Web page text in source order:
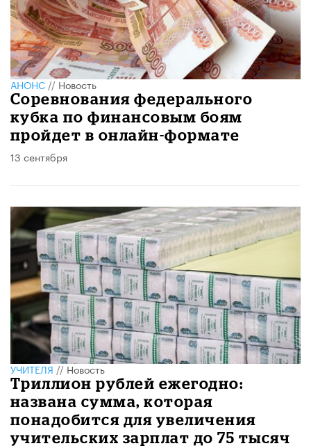
АНОНС//Новость
Соревнования федерального
кубка по финансовым боям
пройдет в онлайн-формате
13 сентября
УЧИТЕЛЯ//Новость
Триллион рублей ежегодно:
названа сумма, которая
понадобится для увеличения
учительских зарплат до 75 тысяч